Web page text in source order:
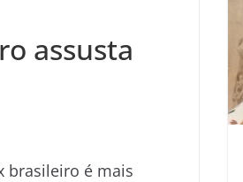
assusta
brasileiro é mais